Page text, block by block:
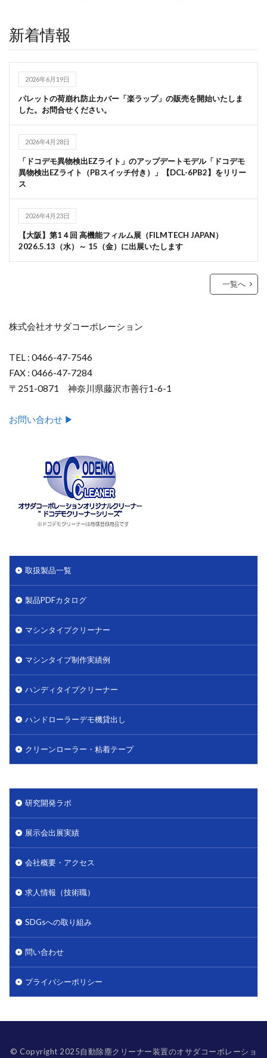
新着情報
2026年6月19日
パレットの荷崩れ防止カバー「楽ラップ」の販売を開始いたしま
した。お問合せください。
2026年4月28日
「ドコデモ異物検出EZライト」のアップデートモデル「ドコデモ
異物検出EZライト（PBスイッチ付き）」【DCL-6PB2】をリリー
ス
2026年4月23日
【大阪】第1４回 高機能フィルム展（FILMTECH JAPAN）
2026.5.13（水）～ 15（金）に出展いたします
一覧へ
株式会社オサダコーポレーション
TEL : 0466-47-7546
FAX : 0466-47-7284
〒251-0871 神奈川県藤沢市善行1-6-1
お問い合わせ ▶︎
取扱製品一覧
製品PDFカタログ
マシンタイプクリーナー
マシンタイプ制作実績例
ハンディタイプクリーナー
ハンドローラーデモ機貸出し
クリーンローラー・粘着テープ
研究開発ラボ
展示会出展実績
会社概要・アクセス
求人情報（技術職）
SDGsへの取り組み
問い合わせ
プライバシーポリシー
© Copyright 2025自動除塵クリーナー装置のオサダコーポレーショ